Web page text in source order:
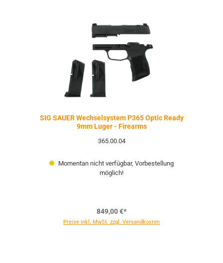
SIG SAUER Wechselsystem P365 Optic Ready
9mm Luger - Firearms
365.00.04
Momentan nicht verfügbar, Vorbestellung
möglich!
849,00 €*
Preise inkl. MwSt. zzgl. Versandkosten